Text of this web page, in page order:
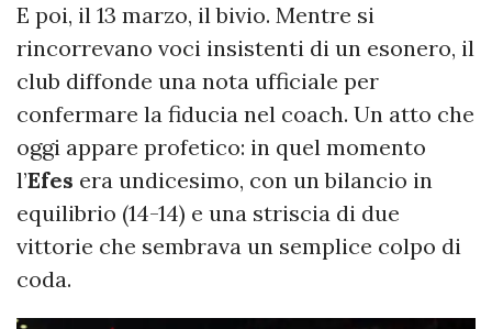
E poi, il 13 marzo, il bivio. Mentre si
rincorrevano voci insistenti di un esonero, il
club diffonde una nota ufficiale per
confermare la fiducia nel coach. Un atto che
oggi appare profetico: in quel momento
l’Efes era undicesimo, con un bilancio in
equilibrio (14-14) e una striscia di due
vittorie che sembrava un semplice colpo di
coda.